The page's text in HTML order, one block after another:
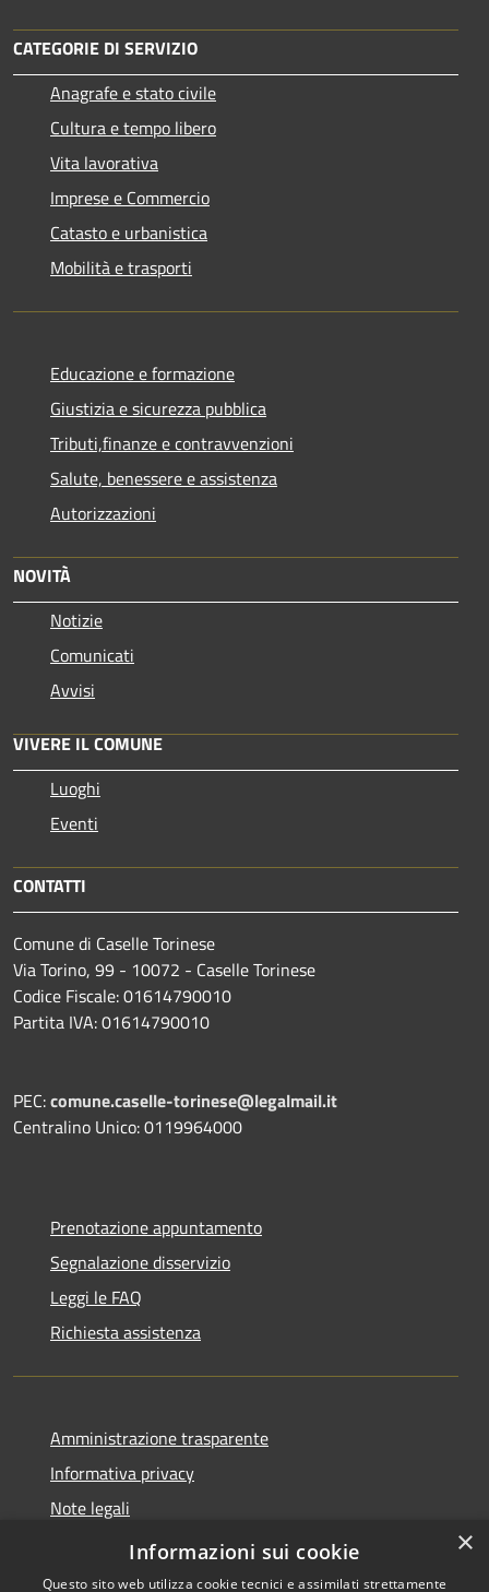
CATEGORIE DI SERVIZIO
Anagrafe e stato civile
Cultura e tempo libero
Vita lavorativa
Imprese e Commercio
Catasto e urbanistica
Mobilità e trasporti
Educazione e formazione
Giustizia e sicurezza pubblica
Tributi,finanze e contravvenzioni
Salute, benessere e assistenza
Autorizzazioni
NOVITÀ
Notizie
Comunicati
Avvisi
VIVERE IL COMUNE
Luoghi
Eventi
CONTATTI
Comune di Caselle Torinese
Via Torino, 99 - 10072 - Caselle Torinese
Codice Fiscale: 01614790010
Partita IVA: 01614790010
PEC:comune.caselle-torinese@legalmail.it
Centralino Unico: 0119964000
Prenotazione appuntamento
Segnalazione disservizio
Leggi le FAQ
Richiesta assistenza
Amministrazione trasparente
Informativa privacy
Note legali
dichiarazione di accessibilità
×
Informazioni sui cookie
Questo sito web utilizza cookie tecnici e assimilati strettamente